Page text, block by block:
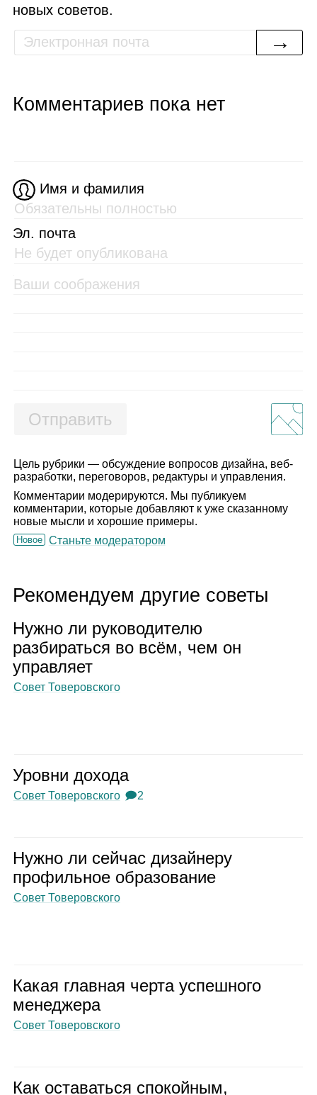
новых советов.
→
Комментариев пока нет
Имя и фамилия
Эл. почта
Отправить
Цель рубрики — обсуждение вопросов дизайна, веб-
разработки, переговоров, редактуры и управления.
Комментарии модерируются. Мы публикуем
комментарии, которые добавляют к уже сказанному
новые мысли и хорошие примеры.
Новое Станьте модератором
Рекомендуем другие советы
Нужно ли руко­во­ди­телю
раз­би­раться во всём, чем он
управ­ляет
Совет Товеровского
Уровни дохода
Совет Товеровского 🗩2
Нужно ли сей­час дизай­неру
про­филь­ное обра­зо­ва­ние
Совет Товеровского
Какая глав­ная черта успеш­ного
мене­джера
Совет Товеровского
Как оста­ваться спо­кой­ным,